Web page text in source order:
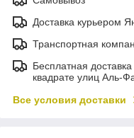
Доставка курьером
Транспортная
Бесплатная
квадрате улиц Аль-
Все условия доставки